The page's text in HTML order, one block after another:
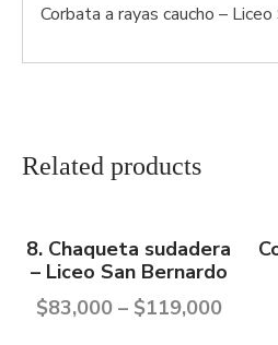
Corbata a rayas caucho –
Related products
8. Chaqueta sudadera
– Liceo San Bernardo
$83,000– $119,000